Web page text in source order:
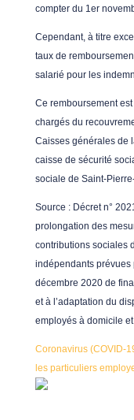
compter du 1er
Cependant, à titre
taux de
salarié pour les
Ce remboursement
chargés du
Caisses générales de
caisse de sécurité
sociale de Saint-
Source : Décret n°
prolongation des
contributions sociales
indépendants prévues
décembre 2020 de
et à l’adaptation du
employés à domicile
Coronavirus (COVID-
les particuliers